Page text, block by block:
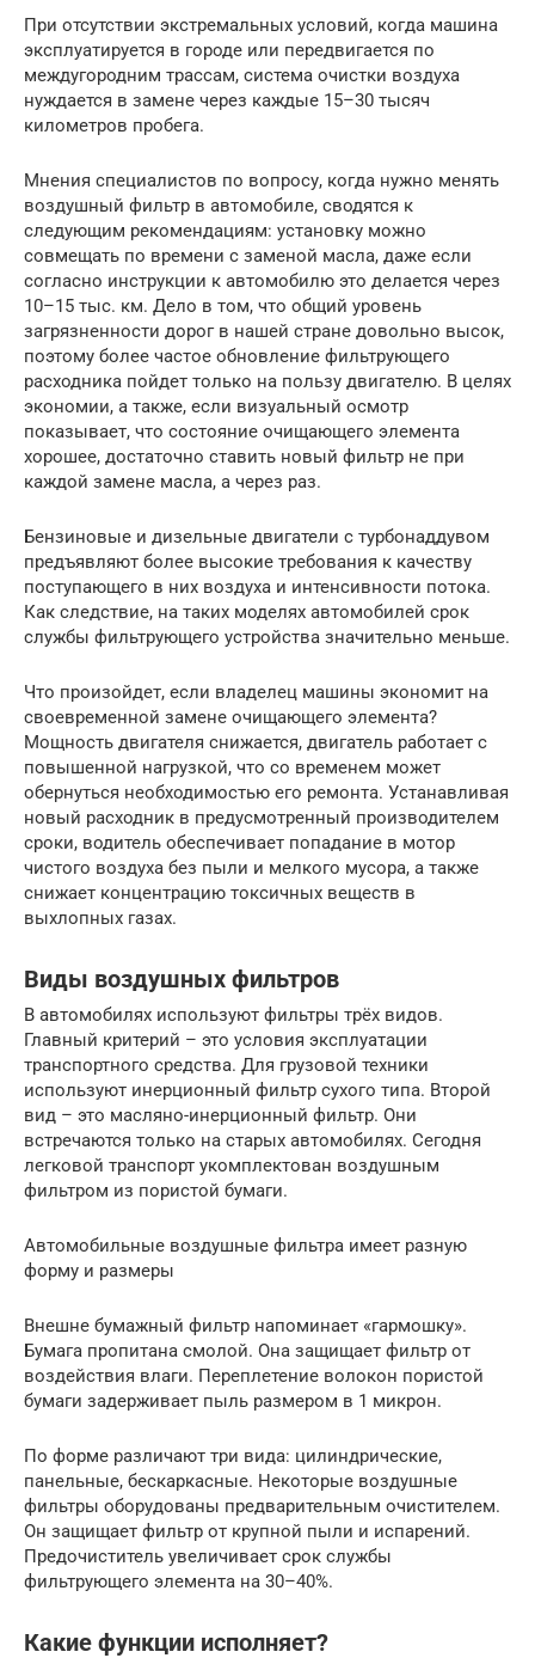
При отсутствии экстремальных условий, когда машина
эксплуатируется в городе или передвигается по
междугородним трассам, система очистки воздуха
нуждается в замене через каждые 15–30 тысяч
километров пробега.
Мнения специалистов по вопросу, когда нужно менять
воздушный фильтр в автомобиле, сводятся к
следующим рекомендациям: установку можно
совмещать по времени с заменой масла, даже если
согласно инструкции к автомобилю это делается через
10–15 тыс. км. Дело в том, что общий уровень
загрязненности дорог в нашей стране довольно высок,
поэтому более частое обновление фильтрующего
расходника пойдет только на пользу двигателю. В целях
экономии, а также, если визуальный осмотр
показывает, что состояние очищающего элемента
хорошее, достаточно ставить новый фильтр не при
каждой замене масла, а через раз.
Бензиновые и дизельные двигатели с турбонаддувом
предъявляют более высокие требования к качеству
поступающего в них воздуха и интенсивности потока.
Как следствие, на таких моделях автомобилей срок
службы фильтрующего устройства значительно меньше.
Что произойдет, если владелец машины экономит на
своевременной замене очищающего элемента?
Мощность двигателя снижается, двигатель работает с
повышенной нагрузкой, что со временем может
обернуться необходимостью его ремонта. Устанавливая
новый расходник в предусмотренный производителем
сроки, водитель обеспечивает попадание в мотор
чистого воздуха без пыли и мелкого мусора, а также
снижает концентрацию токсичных веществ в
выхлопных газах.
Виды воздушных фильтров
В автомобилях используют фильтры трёх видов.
Главный критерий – это условия эксплуатации
транспортного средства. Для грузовой техники
используют инерционный фильтр сухого типа. Второй
вид – это масляно-инерционный фильтр. Они
встречаются только на старых автомобилях. Сегодня
легковой транспорт укомплектован воздушным
фильтром из пористой бумаги.
Автомобильные воздушные фильтра имеет разную
форму и размеры
Внешне бумажный фильтр напоминает «гармошку».
Бумага пропитана смолой. Она защищает фильтр от
воздействия влаги. Переплетение волокон пористой
бумаги задерживает пыль размером в 1 микрон.
По форме различают три вида: цилиндрические,
панельные, бескаркасные. Некоторые воздушные
фильтры оборудованы предварительным очистителем.
Он защищает фильтр от крупной пыли и испарений.
Предочиститель увеличивает срок службы
фильтрующего элемента на 30–40%.
Какие функции исполняет?